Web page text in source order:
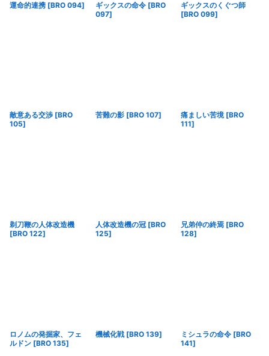
運命的連携 [BRO 094] ギックスの命令 [BRO
097]
ギックスのくぐつ師
[BRO 099]
敵意ある交渉 [BRO
105]
苦難の影 [BRO 107] 痛ましい苦境 [BRO
111]
剃刀鞭の人体改造機
[BRO 122]
人体改造機の冠 [BRO
125]
兄弟仲の終焉 [BRO
128]
ロノムの発掘家、フェ
ルドン [BRO 135]
機械化戦 [BRO 139] ミシュラの命令 [BRO
141]